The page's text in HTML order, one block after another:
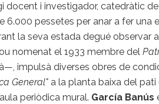
docent i investigador, catedràtic
6.000 pessetes per anar a fer una
la seva estada degué observar
nomenat el 1933 membre del
impulsà diverses obres de
General" a la planta baixa del pati
periòdica mural. García Banús